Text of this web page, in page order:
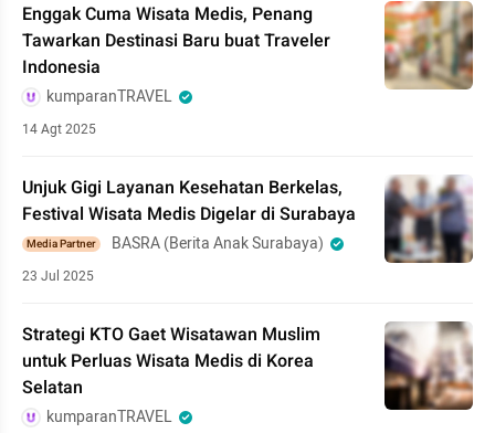
Enggak Cuma Wisata Medis, Penang
Tawarkan Destinasi Baru buat Traveler
Indonesia
kumparanTRAVEL
14 Agt 2025
Unjuk Gigi Layanan Kesehatan Berkelas,
Festival Wisata Medis Digelar di Surabaya
Media Partner BASRA (Berita Anak Surabaya)
23 Jul 2025
Strategi KTO Gaet Wisatawan Muslim
untuk Perluas Wisata Medis di Korea
Selatan
kumparanTRAVEL